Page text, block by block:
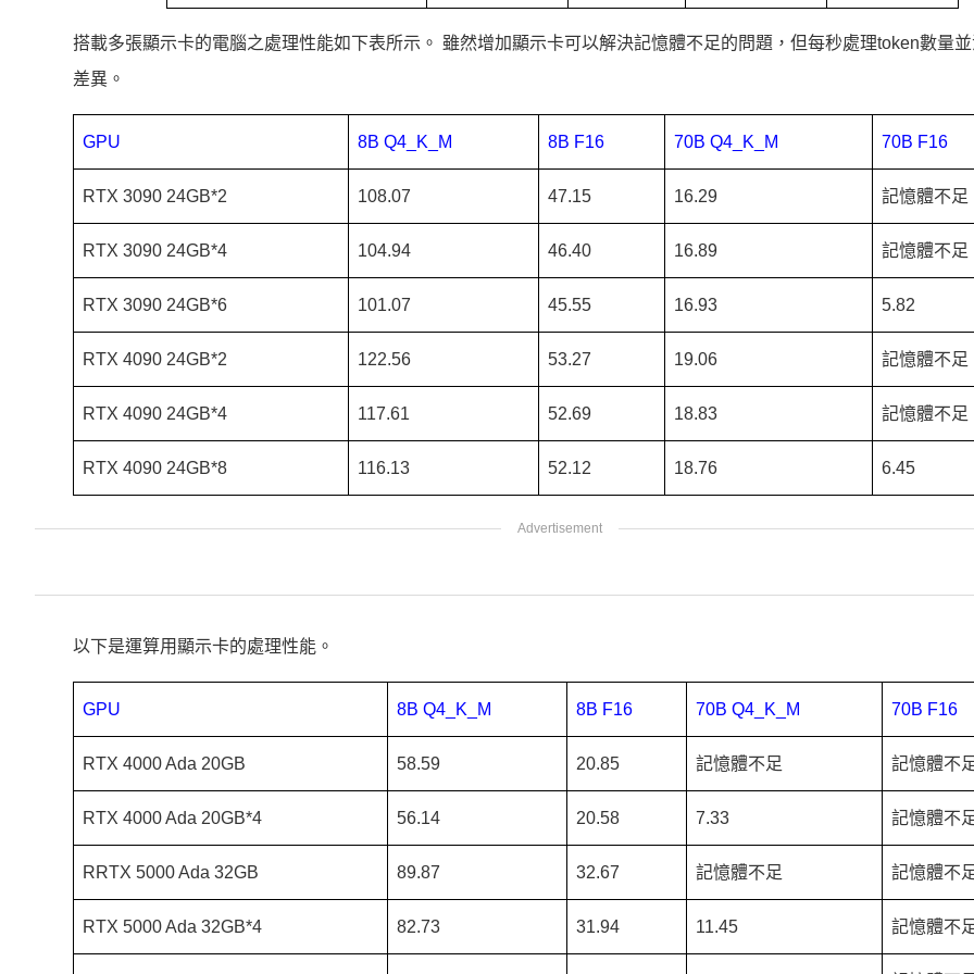
搭載多張顯示卡的電腦之處理性能如下表所示。 雖然增加顯示卡可以解決記憶體不足的問題，但每秒處理token數量
差異。
GPU 8B Q4_K_M 8B F16 70B Q4_K_M 70B F16
RTX 3090 24GB*2 108.07 47.15 16.29 記憶體不足
RTX 3090 24GB*4 104.94 46.40 16.89 記憶體不足
RTX 3090 24GB*6 101.07 45.55 16.93 5.82
RTX 4090 24GB*2 122.56 53.27 19.06 記憶體不足
RTX 4090 24GB*4 117.61 52.69 18.83 記憶體不足
RTX 4090 24GB*8 116.13 52.12 18.76 6.45
以下是運算用顯示卡的處理性能。
GPU 8B Q4_K_M 8B F16 70B Q4_K_M 70B F16
RTX 4000 Ada 20GB 58.59 20.85 記憶體不足 記憶體不
RTX 4000 Ada 20GB*4 56.14 20.58 7.33 記憶體不
RRTX 5000 Ada 32GB 89.87 32.67 記憶體不足 記憶體不
RTX 5000 Ada 32GB*4 82.73 31.94 11.45 記憶體不